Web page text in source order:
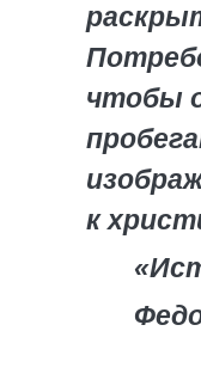
чтобы
к